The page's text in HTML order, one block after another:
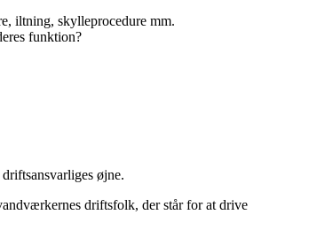
iltning, skylleprocedure mm.
funktion?
øjne.
driftsfolk, der står for at drive